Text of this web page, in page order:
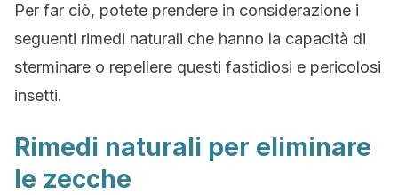
Per far ciò, potete prendere in considerazione i
seguenti rimedi naturali che hanno la capacità di
sterminare o repellere questi fastidiosi e pericolosi
insetti.
Rimedi naturali per eliminare
le zecche